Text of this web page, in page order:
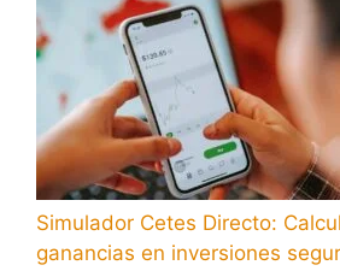
Simulador Cetes Directo:
ganancias en inversiones